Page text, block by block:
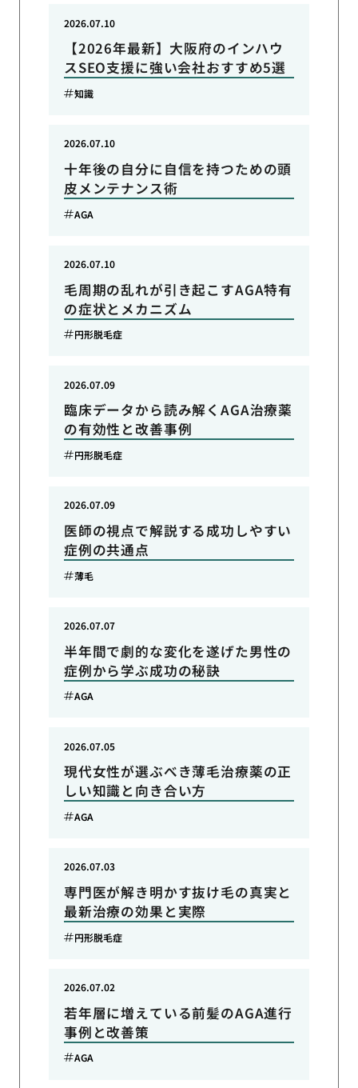
【2026年最新】大阪府のインハウ
スSEO支援に強い会社おすすめ5選
2026.07.10
知識
十年後の自分に自信を持つための頭
皮メンテナンス術
2026.07.10
AGA
毛周期の乱れが引き起こすAGA特有
の症状とメカニズム
2026.07.10
円形脱毛症
臨床データから読み解くAGA治療薬
の有効性と改善事例
2026.07.09
円形脱毛症
医師の視点で解説する成功しやすい
症例の共通点
2026.07.09
薄毛
半年間で劇的な変化を遂げた男性の
症例から学ぶ成功の秘訣
2026.07.07
AGA
現代女性が選ぶべき薄毛治療薬の正
しい知識と向き合い方
2026.07.05
AGA
専門医が解き明かす抜け毛の真実と
最新治療の効果と実際
2026.07.03
円形脱毛症
若年層に増えている前髪のAGA進行
事例と改善策
2026.07.02
AGA